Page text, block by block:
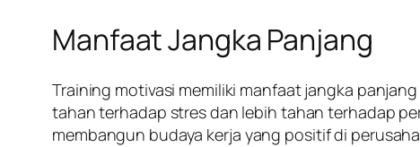
Manfaat Jangka Panjang
Training motivasi memiliki manfaat jangka
tahan terhadap stres dan lebih tahan terhadap
membangun budaya kerja yang positif di